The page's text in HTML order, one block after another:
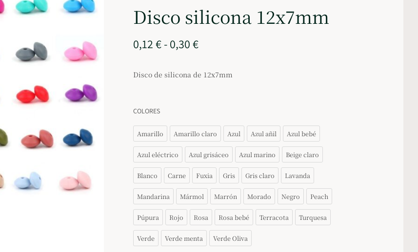
Disco silicona 12x7mm
0,12€-0,30€
Disco de silicona de 12x7mm
COLORES
Amarillo Amarillo claro Azul Azul añil Azul bebé
Azul eléctrico Azul grisáceo Azul marino Beige claro
Blanco Carne Fuxia Gris Gris claro Lavanda
Mandarina Mármol Marrón Morado Negro Peach
Púpura Rojo Rosa Rosa bebé Terracota Turquesa
Verde Verde menta Verde Oliva